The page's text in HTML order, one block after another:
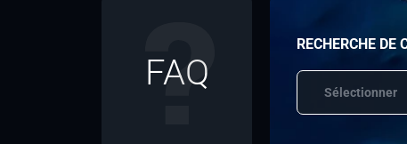
FAQ
RECHERCHE DE
Sélectionner